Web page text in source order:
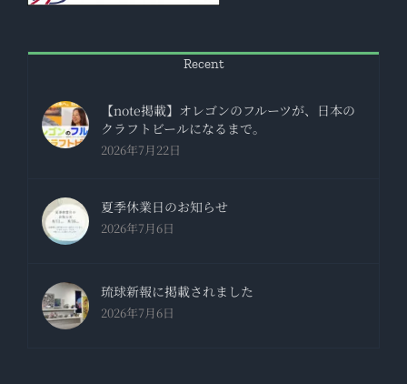
Recent
【note掲載】オレゴンのフルーツが、日本の
クラフトビールになるまで。
2026年7月22日
夏季休業日のお知らせ
2026年7月6日
琉球新報に掲載されました
2026年7月6日